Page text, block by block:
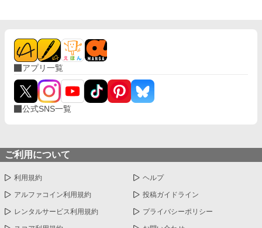
アプリ一覧
公式SNS一覧
ご利用について
利用規約 ヘルプ
アルファコイン利用規約 投稿ガイドライン
レンタルサービス利用規約 プライバシーポリシー